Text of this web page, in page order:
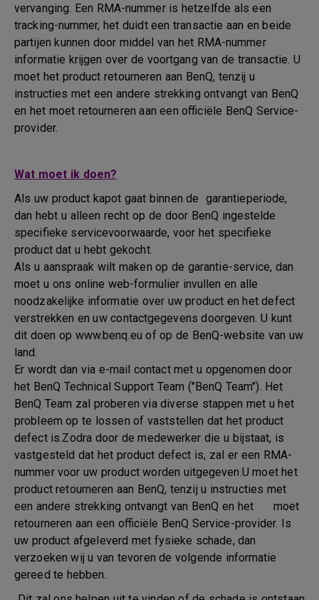
vervanging. Een RMA-nummer is hetzelfde als een
tracking-nummer, het duidt een transactie aan en beide
partijen kunnen door middel van het RMA-nummer
informatie krijgen over de voortgang van de transactie. U
moet het product retourneren aan BenQ, tenzij u
instructies met een andere strekking ontvangt van BenQ
en het moet retourneren aan een officiële BenQ Service-
provider.
Wat moet ik doen?
Als uw product kapot gaat binnen de garantieperiode,
dan hebt u alleen recht op de door BenQ ingestelde
specifieke servicevoorwaarde, voor het specifieke
product dat u hebt gekocht.
Als u aanspraak wilt maken op de garantie-service, dan
moet u ons online web-formulier invullen en alle
noodzakelijke informatie over uw product en het defect
verstrekken en uw contactgegevens doorgeven. U kunt
dit doen op www.benq.eu of op de BenQ-website van uw
land.
Er wordt dan via e-mail contact met u opgenomen door
het BenQ Technical Support Team ("BenQ Team"). Het
BenQ Team zal proberen via diverse stappen met u het
probleem op te lossen of vaststellen dat het product
defect is.Zodra door de medewerker die u bijstaat, is
vastgesteld dat het product defect is, zal er een RMA-
nummer voor uw product worden uitgegeven.U moet het
product retourneren aan BenQ, tenzij u instructies met
een andere strekking ontvangt van BenQ en het moet
retourneren aan een officiële BenQ Service-provider. Is
uw product afgeleverd met fysieke schade, dan
verzoeken wij u van tevoren de volgende informatie
gereed te hebben.